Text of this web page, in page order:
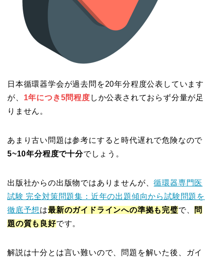
日本循環器学会が過去問を20年分程度公表しています
が、 1年につき5問程度 しか公表されておらず分量が足
りません。
あまり古い問題は参考にすると時代遅れで危険なので
5~10年分程度で十分でしょう。
出版社からの出版物ではありませんが、循環器専門医
試験 完全対策問題集：近年の出題傾向から試験問題を
徹底予想は最新のガイドラインへの準拠も完璧で、 問
題の質も良好です。
解説は十分とは言い難いので、問題を解いた後、ガイ